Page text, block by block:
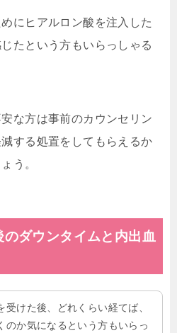
にヒアルロン酸を注入した
たという方もいらっしゃる
な方は事前のカウンセリン
する処置をしてもらえるか
う。
のダウンタイムと内出血
受けた後、どれくらい経てば、
のか気になるという方もいらっ